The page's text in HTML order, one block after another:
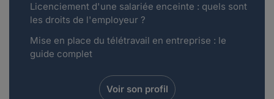
Licenciement d'une salariée enceinte : quels sont
les droits de l'employeur ?
Mise en place du télétravail en entreprise : le
guide complet
Voir son profil